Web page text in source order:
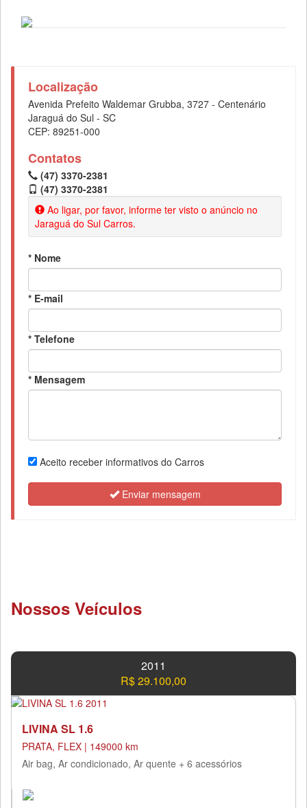
Localização
Avenida Prefeito Waldemar Grubba, 3727 - Centenário
Jaraguá do Sul - SC
CEP: 89251-000
Contatos
(47) 3370-2381
(47) 3370-2381
Ao ligar, por favor, informe ter visto o anúncio no
Jaraguá do Sul Carros.
* Nome
* E-mail
* Telefone
* Mensagem
Aceito receber informativos do Carros
Enviar mensagem
Nossos Veículos
2011
R$ 29.100,00
LIVINA SL 1.6
PRATA, FLEX | 149000 km
Air bag, Ar condicionado, Ar quente + 6 acessórios